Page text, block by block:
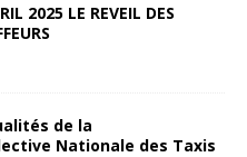
2025 LE REVEIL DES
de la
Nationale des Taxis